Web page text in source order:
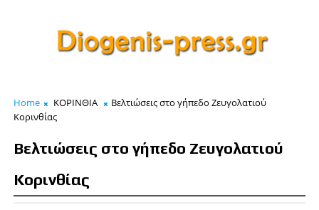
Home ΚΟΡΙΝΘΙΑ
Βελτιώσεις στο γήπεδο Ζευγολατιού
Κορινθίας
Βελτιώσεις στο γήπεδο Ζευγολατιού
Κορινθίας